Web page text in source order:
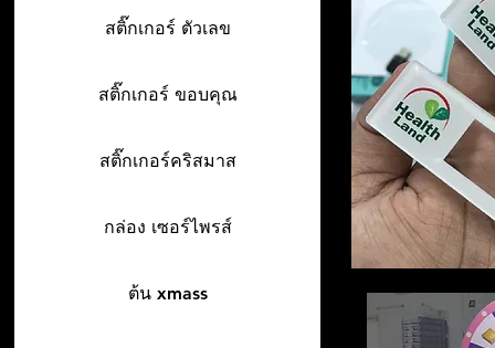
สติ๊กเกอร์ ตัวเลข
สติ๊กเกอร์ ขอบคุณ
สติ๊กเกอร์คริสมาส
กล่อง เซอร์ไพรส์
ต้น xmass